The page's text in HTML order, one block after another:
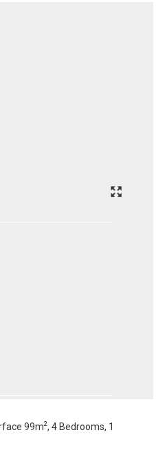
99m2, 4 Bedrooms, 1